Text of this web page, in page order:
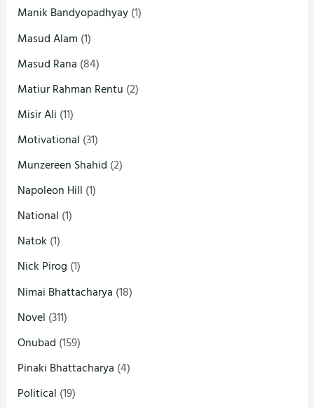
Manik Bandyopadhyay(1)
Masud Alam (1)
Masud Rana (84)
Matiur Rahman Rentu (2)
Misir Ali (11)
Motivational (31)
Munzereen Shahid (2)
Napoleon Hill (1)
National (1)
Natok (1)
Nick Pirog (1)
Nimai Bhattacharya (18)
Novel (311)
Onubad (159)
Pinaki Bhattacharya (4)
Political (19)